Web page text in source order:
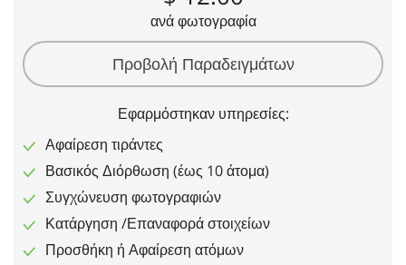
ανά φωτογραφία
Προβολή Παραδειγμάτων
Εφαρμόστηκαν υπηρεσίες:
Αφαίρεση τιράντες
Βασικός Διόρθωση (έως 10 άτομα)
Συγχώνευση φωτογραφιών
Κατάργηση /Επαναφορά στοιχείων
Προσθήκη ή Αφαίρεση ατόμων